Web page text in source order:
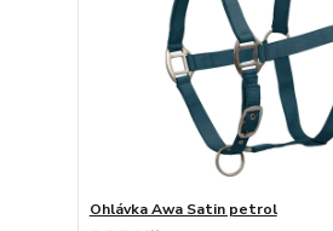
Ohlávka Awa Satin petrol